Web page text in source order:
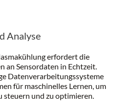
Analyse
erfordert die
an Sensordaten in Echtzeit.
Datenverarbeitungssysteme
für maschinelles Lernen, um
steuern und zu optimieren.